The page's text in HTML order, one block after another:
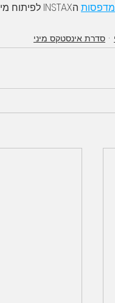
מדפסות הINSTAX לפיתוח מיידי.
סדרת אינסטקס מיני